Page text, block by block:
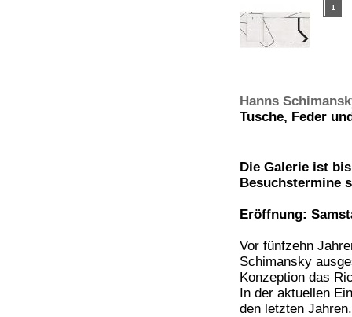
Hanns
Tusche, Feder
Die Galerie ist
Besuchstermine
Eröffnung:
Vor fünfzehn
Schimansky
Konzeption das
In der aktuellen
den letzten Jahren.